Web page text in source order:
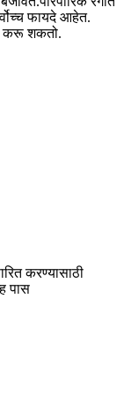
फायदे आहेत.
करू शकतो.
करण्यासाठी
पास